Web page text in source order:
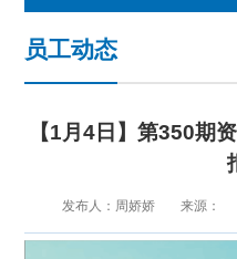
员工动态
【1月4日】第350期
发布人：周娇娇 来源：